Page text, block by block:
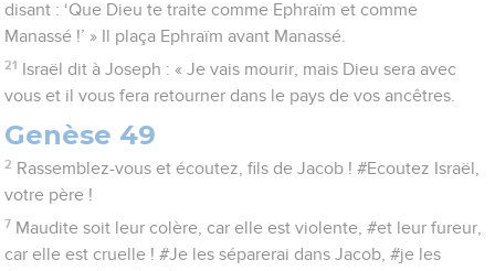
disant : ‘Que Dieu te traite comme Ephraïm et comme
Manassé !’ » Il plaça Ephraïm avant Manassé.
21
Israël dit à Joseph : « Je vais mourir, mais Dieu sera avec
vous et il vous fera retourner dans le pays de vos ancêtres.
Genèse 49
2 Rassemblez-vous et écoutez, fils de Jacob ! #Ecoutez Israël,
votre père !
7 Maudite soit leur colère, car elle est violente, #et leur fureur,
car elle est cruelle ! #Je les séparerai dans Jacob, #je les